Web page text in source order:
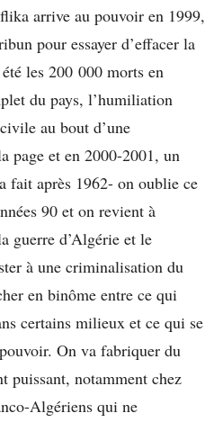
arrive au pouvoir en 1999,
pour essayer d’effacer la
les 200 000 morts en
du pays, l’humiliation
au bout d’une
page et en 2000-2001, un
fait après 1962- on oublie ce
90 et on revient à
guerre d’Algérie et le
à une criminalisation du
en binôme entre ce qui
certains milieux et ce qui se
On va fabriquer du
puissant, notamment chez
Algériens qui ne